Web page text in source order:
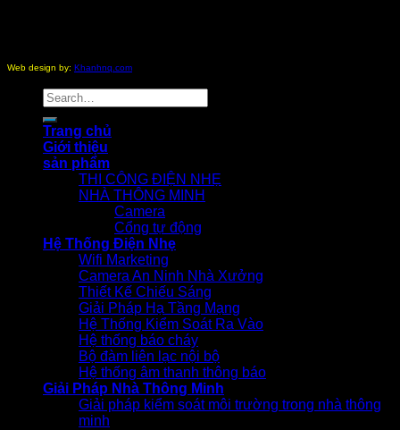
Web design by: Khanhnq.com
Search
for:
Trang chủ
Giới thiệu
sản phẩm
THI CÔNG ĐIỆN NHẸ
NHÀ THÔNG MINH
Camera
Cổng tự động
Hệ Thống Điện Nhẹ
Wifi Marketing
Camera An Ninh Nhà Xưởng
Thiết Kế Chiếu Sáng
Giải Pháp Hạ Tầng Mạng
Hệ Thống Kiểm Soát Ra Vào
Hệ thống báo cháy
Bộ đàm liên lạc nội bộ
Hệ thống âm thanh thông báo
Giải Pháp Nhà Thông Minh
Giải pháp kiểm soát môi trường trong nhà thông
minh